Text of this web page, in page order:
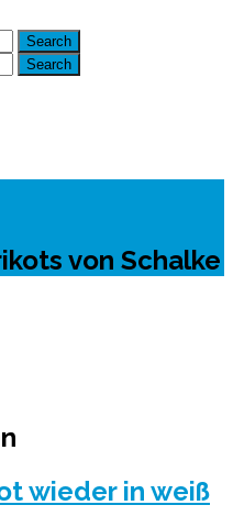
von Schalke
wieder in weiß